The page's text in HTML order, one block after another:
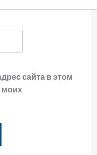
сайта в этом
моих